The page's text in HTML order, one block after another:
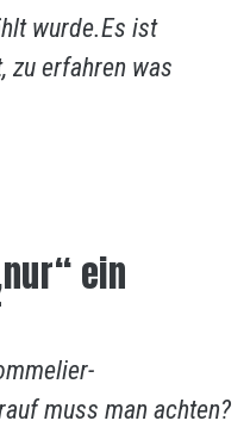
wurde.Es ist
zu erfahren was
ein
muss man achten?